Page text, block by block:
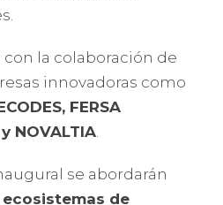
la colaboración de
innovadoras como
FERSA
NOVALTIA
se abordarán
ecosistemas de